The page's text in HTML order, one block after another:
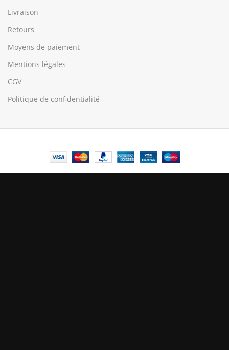
Livraison
Retours
Moyens de paiement
Mentions légales
CGV
Politique de confidentialité